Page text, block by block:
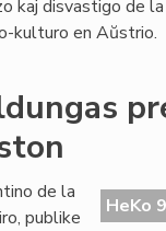
kaj disvastigo de
kulturo en Aŭstrio.
HeKo
de la
publike